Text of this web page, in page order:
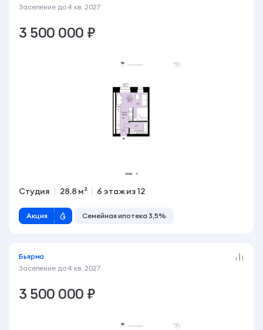
Заселение до4 кв. 2027
3 500 000 ₽
Студия 28.8 м² 6 этаж из 12
Акция Семейная ипотека 3,5%
Бьярма
Заселение до4 кв. 2027
3 500 000 ₽